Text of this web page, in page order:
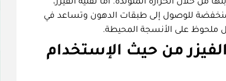
من خلال الحرارة المتولدة. أما تقنية الفيزر،
للوصول إلى طبقات الدهون وتساعد في
ملحوظ على الأنسجة المحيطة.
من حيث الإستخدام